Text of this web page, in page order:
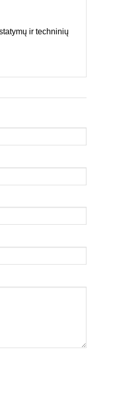
ir techninių